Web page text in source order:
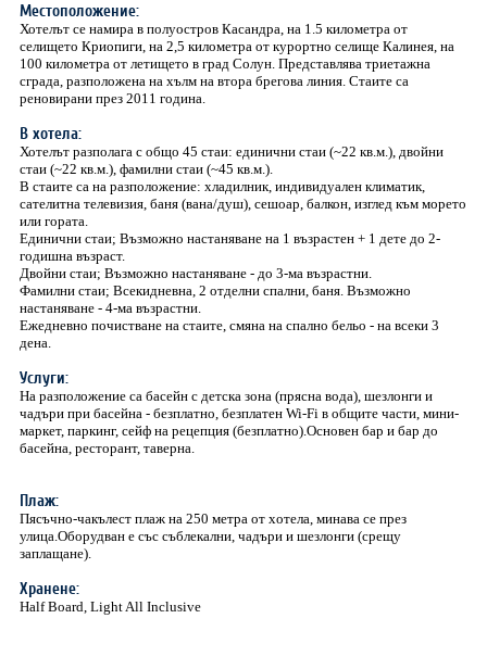
Местоположение:
Хотелът се намира в полуостров Касандра, на 1.5 километра от
селището Криопиги, на 2,5 километра от курортно селище Калинея, на
100 километра от летището в град Солун. Представлява триетажна
сграда, разположена на хълм нa втора брегова линия. Стаите са
реновирани през 2011 година.
В хотела:
Хотелът разполага с общо 45 стаи: единични стаи (~22 кв.м.), двойни
стаи (~22 кв.м.), фамилни стаи (~45 кв.м.).
В стаите са на разположение: хладилник, индивидуален климатик,
сателитна телевизия, баня (вана/душ), сешоар, балкон, изглед към морето
или гората.
Единични стаи; Възможно настаняване на 1 възрастен + 1 дете до 2-
годишна възраст.
Двойни стаи; Възможно настаняване - до 3-ма възрастни.
Фамилни стаи; Всекидневна, 2 отделни спални, баня. Възможно
настаняване - 4-ма възрастни.
Ежедневно почистване на стаите, смяна на спално бельо - на всеки 3
дена.
Услуги:
На разположение са басейн с детска зона (прясна вода), шезлонги и
чадъри при басейна - безплатно, безплатен Wi-Fi в общите части, мини-
маркет, паркинг, сейф на рецепция (безплатно).Основен бар и бар до
басейна, ресторант, таверна.
Плаж:
Пясъчно-чакълест плаж на 250 метра от хотела, минава се през
улица.Оборудван е със съблекални, чадъри и шезлонги (срещу
заплащане).
Хранене:
Half Board, Light All Inclusive